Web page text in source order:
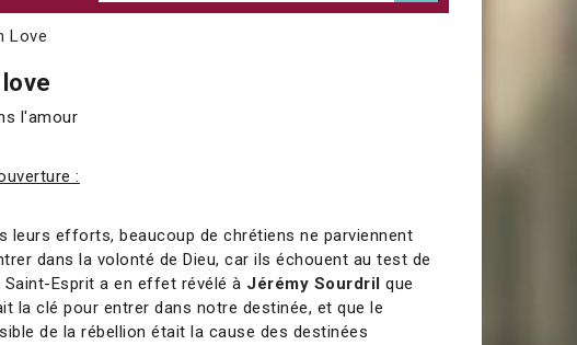
Love
l'amour
:
leurs efforts, beaucoup de chrétiens ne parviennent
dans la volonté de Dieu, car ils échouent au test de
Saint-Esprit a en effet révélé à Jérémy Sourdril que
la clé pour entrer dans notre destinée, et que le
de la rébellion était la cause des destinées